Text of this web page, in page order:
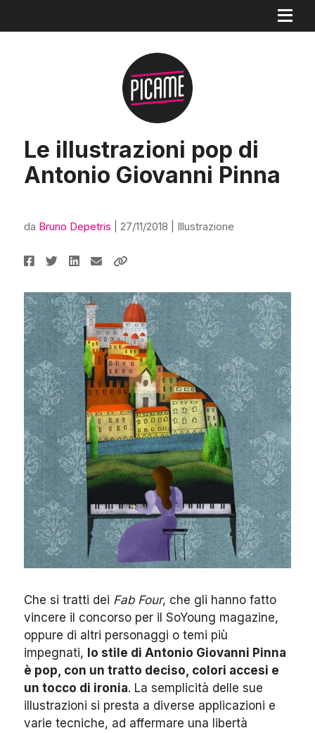
Le illustrazioni pop di
Antonio Giovanni Pinna
da Bruno Depetris 27/11/2018 Illustrazione
Che si tratti dei Fab Four, che gli hanno fatto
vincere il concorso per il SoYoung magazine,
oppure di altri personaggi o temi più
impegnati, lo stile di Antonio Giovanni Pinna
è pop, con un tratto deciso, colori accesi e
un tocco di ironia. La semplicità delle sue
illustrazioni si presta a diverse applicazioni e
varie tecniche, ad affermare una libertà